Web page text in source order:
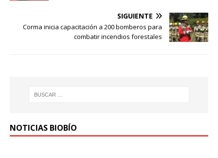
SIGUIENTE
Corma inicia capacitación a 200 bomberos para
combatir incendios forestales
NOTICIAS BIOBÍO